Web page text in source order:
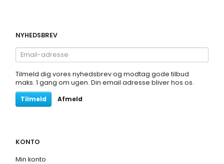
NYHEDSBREV
Email-
adresse
Tilmeld dig vores nyhedsbrev og modtag gode tilbud
maks. 1 gang om ugen. Din email adresse bliver hos os.
Tilmeld
Afmeld
KONTO
Min konto